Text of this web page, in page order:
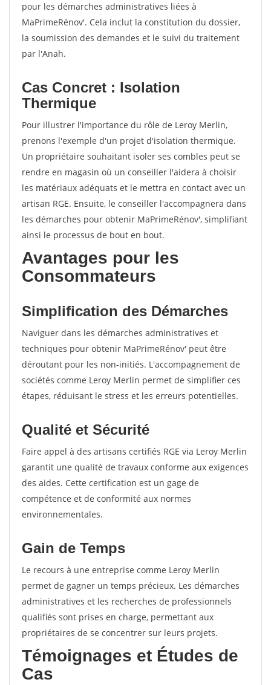
pour les démarches administratives liées à
MaPrimeRénov'. Cela inclut la constitution du dossier,
la soumission des demandes et le suivi du traitement
par l'Anah.
Cas Concret : Isolation
Thermique
Pour illustrer l'importance du rôle de Leroy Merlin,
prenons l'exemple d'un projet d'isolation thermique.
Un propriétaire souhaitant isoler ses combles peut se
rendre en magasin où un conseiller l'aidera à choisir
les matériaux adéquats et le mettra en contact avec un
artisan RGE. Ensuite, le conseiller l'accompagnera dans
les démarches pour obtenir MaPrimeRénov', simplifiant
ainsi le processus de bout en bout.
Avantages pour les
Consommateurs
Simplification des Démarches
Naviguer dans les démarches administratives et
techniques pour obtenir MaPrimeRénov' peut être
déroutant pour les non-initiés. L'accompagnement de
sociétés comme Leroy Merlin permet de simplifier ces
étapes, réduisant le stress et les erreurs potentielles.
Qualité et Sécurité
Faire appel à des artisans certifiés RGE via Leroy Merlin
garantit une qualité de travaux conforme aux exigences
des aides. Cette certification est un gage de
compétence et de conformité aux normes
environnementales.
Gain de Temps
Le recours à une entreprise comme Leroy Merlin
permet de gagner un temps précieux. Les démarches
administratives et les recherches de professionnels
qualifiés sont prises en charge, permettant aux
propriétaires de se concentrer sur leurs projets.
Témoignages et Études de
Cas